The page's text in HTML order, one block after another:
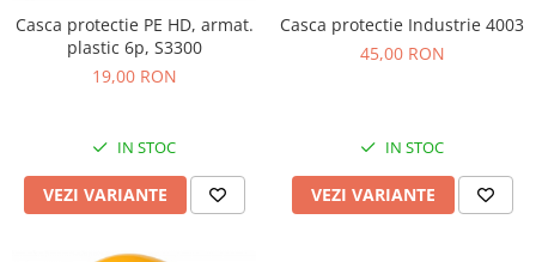
Casca protectie PE HD, armat.
plastic 6p, S3300
19,00 RON
IN STOC
VEZI VARIANTE
Casca protectie Industrie 4003
45,00 RON
IN STOC
VEZI VARIANTE